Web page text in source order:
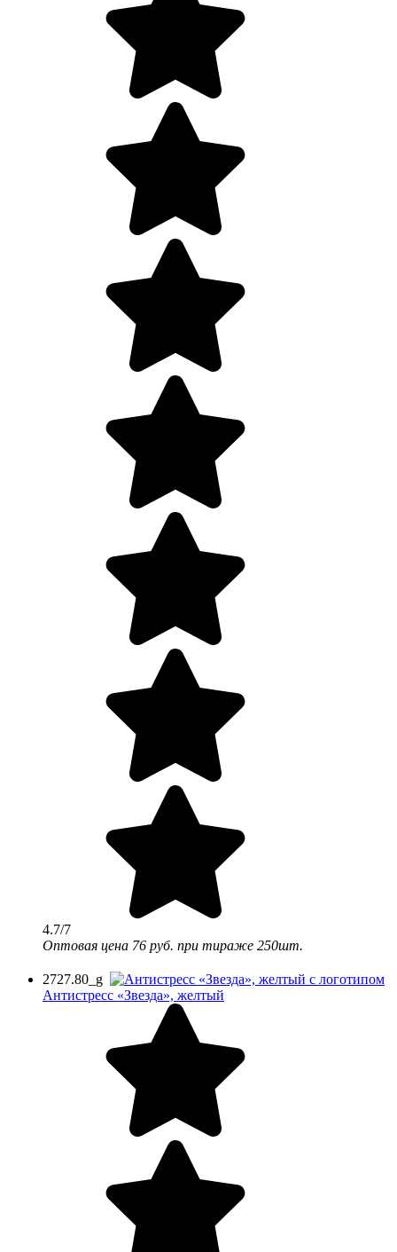
4.7/7
Оптовая цена 76 руб. при тираже 250шт.
2727.80_g
Антистресс «Звезда», желтый